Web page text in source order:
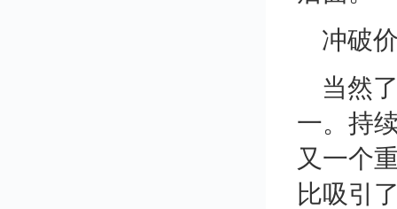
冲破
当然
一。持
又一个
比吸引